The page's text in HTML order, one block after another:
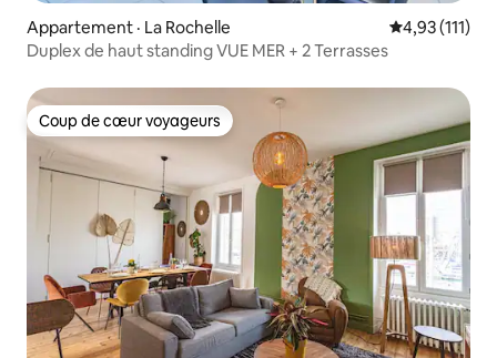
Appartement · La Rochelle Note
4,93 (111)
Duplex de haut standing VUE MER + 2 Terrasses
Coup de cœur voyageurs
Coup de cœur voyageurs